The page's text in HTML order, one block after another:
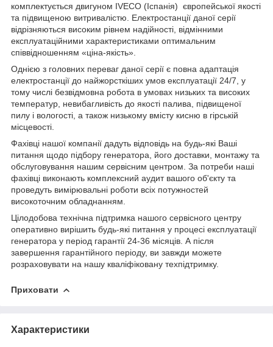
комплектується двигуном IVECO (Іспанія) європейської якості
та підвищеною витривалістю. Електростанції даної серії
відрізняються високим рівнем надійності, відмінними
експлуатаційними характеристиками оптимальним
співвідношенням «ціна-якість».
Однією з головних переваг даної серії є повна адаптація
електростанції до найжорсткіших умов експлуатації 24/7, у
тому числі безвідмовна робота в умовах низьких та високих
температур, невибагливість до якості палива, підвищеної
пилу і вологості, а також низькому вмісту кисню в гірській
місцевості.
Фахівці нашої компанії дадуть відповідь на будь-які Ваші
питання щодо підбору генератора, його доставки, монтажу та
обслуговування нашим сервісним центром. За потреби наші
фахівці виконають комплексний аудит вашого об'єкту та
проведуть вимірювальні роботи всіх потужностей
високоточним обладнанням.
Цілодобова технічна підтримка нашого сервісного центру
оперативно вирішить будь-які питання у процесі експлуатації
генератора у період гарантії 24-36 місяців. А після
завершення гарантійного періоду, ви завжди можете
розраховувати на нашу кваліфіковану техпідтримку.
Приховати
Характеристики